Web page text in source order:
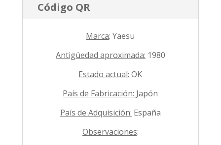
Código QR
Marca: Yaesu
Antigüedad aproximada: 1980
Estado actual: OK
País de Fabricación: Japón
País de Adquisición: España
Observaciones: